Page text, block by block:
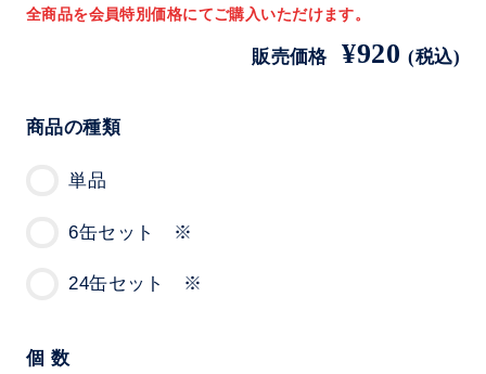
全商品を会員特別価格にてご購入いただけます。
販売価格 ¥920(税込)
商品の種類
単品
6缶セット ※
24缶セット ※
個 数